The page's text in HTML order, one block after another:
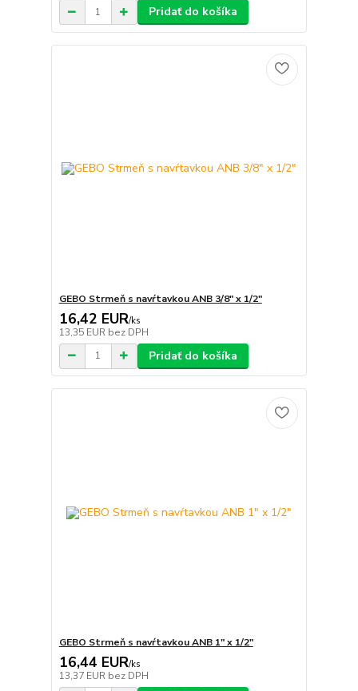
Pridať do košíka
GEBO Strmeň s navŕtavkou ANB 3/8" x 1/2"
16,42 EUR/ks
13,35 EUR bez DPH
Pridať do košíka
GEBO Strmeň s navŕtavkou ANB 1" x 1/2"
16,44 EUR/ks
13,37 EUR bez DPH